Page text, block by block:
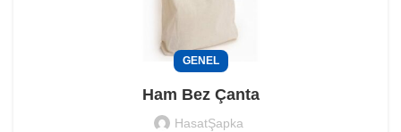
GENEL
Ham Bez Çanta
HasatŞapka